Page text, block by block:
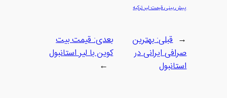
پیش بینی قیمت لیر ترکیه
← قبلی:بهترین
صرافی ایرانی در
استانبول
بعدی:قیمت بیت
کوین با لیر استانبول
→